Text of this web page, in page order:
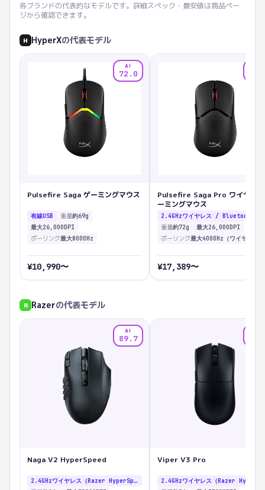
各ブランドの代表的なモデルです。詳細スペック・最安値は商品ペー
ジから確認できます。
H HyperXの代表モデル
AI
72.0
Pulsefire Saga ゲーミングマウス
有線USB 重量約69g
最大26,000DPI
ポーリング最大8000Hz
¥10,990〜
Pulsefire Saga Pro ワイヤレ
ーミングマウス
重量約72g 最大26,000DPI
ポーリング
¥17,389〜
R Razerの代表モデル
AI
89.7
Naga V2 HyperSpeed
2.4GHzワイヤレス（Razer HyperSpeed）/ Bluetooth
Viper V3 Pro